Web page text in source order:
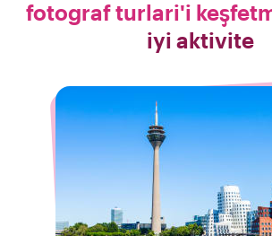
fotograf turlari'i
iyi aktivite